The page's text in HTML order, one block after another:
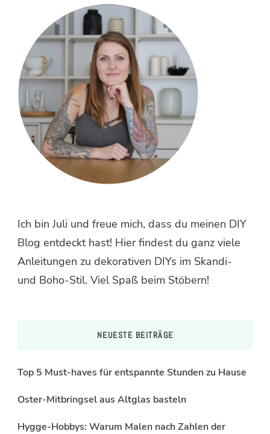
Ich bin Juli und freue mich, dass du meinen DIY
Blog entdeckt hast! Hier findest du ganz viele
Anleitungen zu dekorativen DIYs im Skandi-
und Boho-Stil. Viel Spaß beim Stöbern!
NEUESTE BEITRÄGE
Top 5 Must-haves für entspannte Stunden zu Hause
Oster-Mitbringsel aus Altglas basteln
Hygge-Hobbys: Warum Malen nach Zahlen der